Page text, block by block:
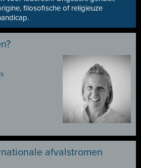
filosofische of religieuze
afvalstromen